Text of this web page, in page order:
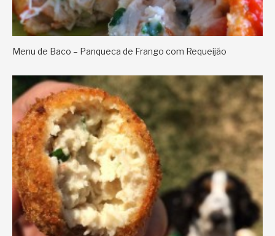
Menu de Baco – Panqueca de Frango com Requeijão